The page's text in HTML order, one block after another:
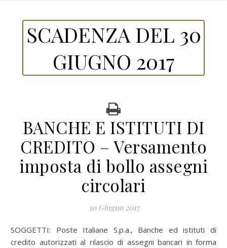
SCADENZA DEL 30
GIUGNO 2017
BANCHE E ISTITUTI DI
CREDITO – Versamento
imposta di bollo assegni
circolari
30 Giugno 2017
SOGGETTI: Poste Italiane S.p.a., Banche ed istituti di
credito autorizzati al rilascio di assegni bancari in forma